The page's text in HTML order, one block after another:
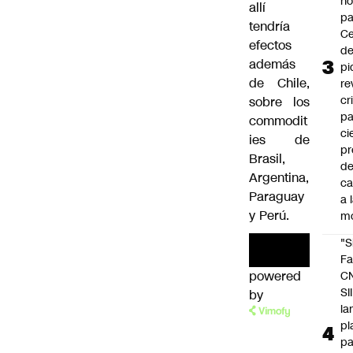
allí
tendría
efectos
además
de Chile,
sobre los
commodit
ies de
Brasil,
Argentina,
Paraguay
y Perú.
de
a
SII